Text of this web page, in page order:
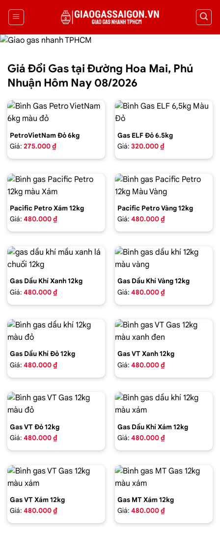
Giá Đổi Gas tại Đường Hoa Mai, Phú
Nhuận Hôm Nay 08/2026
PetroVietNam Đỏ 6kg
Giá: 275.000 ₫
Gas ELF Đỏ 6.5kg
Giá: 320.000 ₫
Pacific Petro Xám 12kg
Giá: 480.000 ₫
Pacific Petro Vàng 12kg
Giá: 480.000 ₫
Gas Dầu Khí Xanh 12kg
Giá: 480.000 ₫
Gas Dầu Khí Vàng 12kg
Giá: 480.000 ₫
Gas Dầu Khí Đỏ 12kg
Giá: 480.000 ₫
Gas VT Xanh 12kg
Giá: 480.000 ₫
Gas VT Đỏ 12kg
Giá: 480.000 ₫
Gas Dầu Khí Xám 12kg
Giá: 480.000 ₫
Gas VT Xám 12kg
Giá: 480.000 ₫
Gas MT Xám 12kg
Giá: 480.000 ₫